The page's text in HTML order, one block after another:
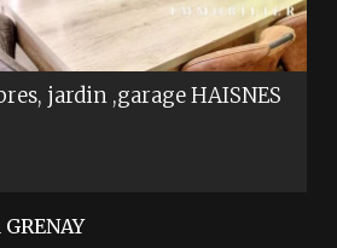
jardin ,garageHAISNES